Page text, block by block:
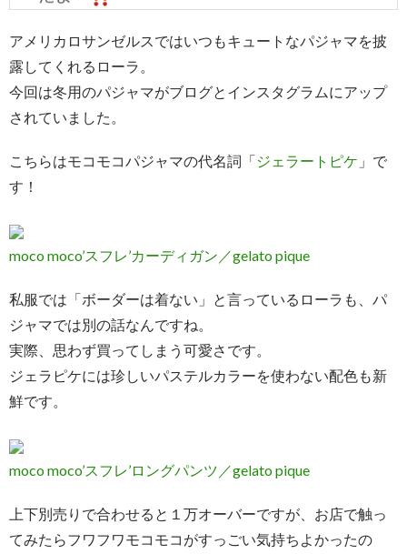
アメリカロサンゼルスではいつもキュートなパジャマを披
露してくれるローラ。
今回は冬用のパジャマがブログとインスタグラムにアップ
されていました。
こちらはモコモコパジャマの代名詞「ジェラートピケ 」で
す！
moco moco’スフレ’カーディガン／gelato pique
私服では「ボーダーは着ない」と言っているローラも、パ
ジャマでは別の話なんですね。
実際、思わず買ってしまう可愛さです。
ジェラピケには珍しいパステルカラーを使わない配色も新
鮮です。
moco moco’スフレ’ロングパンツ／gelato pique
上下別売りで合わせると１万オーバーですが、お店で触っ
てみたらフワフワモコモコがすっごい気持ちよかったの